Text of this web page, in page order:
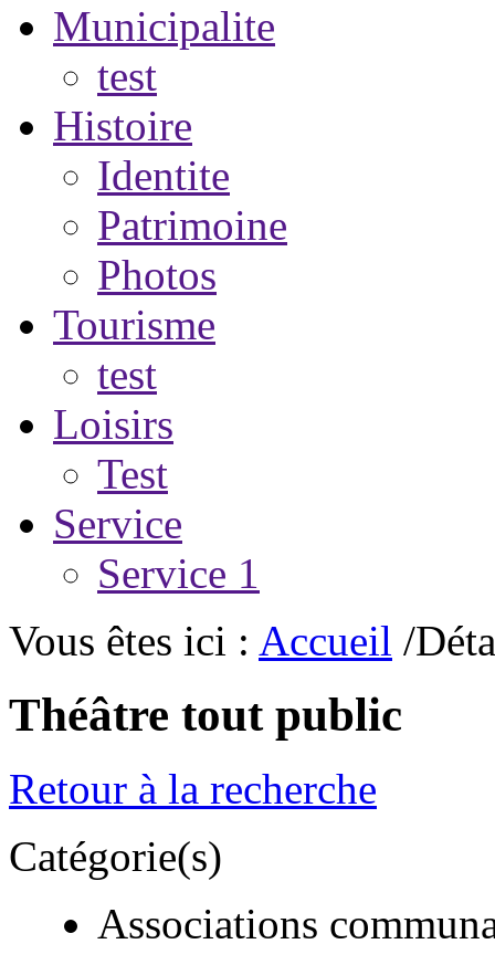
Municipalite
test
Histoire
Identite
Patrimoine
Photos
Tourisme
test
Loisirs
Test
Service
Service 1
Vous êtes ici : Accueil /
Théâtre tout public
Retour à la recherche
Catégorie(s)
Associations